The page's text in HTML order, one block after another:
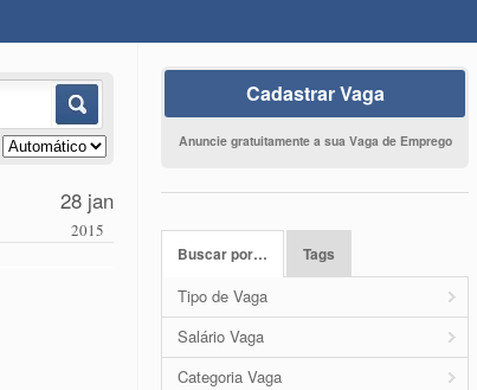
28 jan
2015
Cadastrar Vaga
Anuncie gratuitamente a sua Vaga de Emprego
Buscar por… Tags
Tipo de Vaga
Salário Vaga
Categoria Vaga